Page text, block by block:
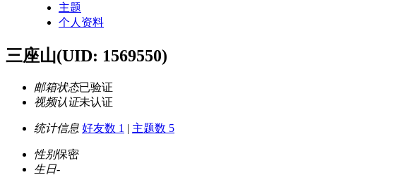
主题
个人资料
三座山(UID: 1569550)
邮箱状态已验证
视频认证未认证
统计信息 好友数 1 | 主题数 5
性别保密
生日-